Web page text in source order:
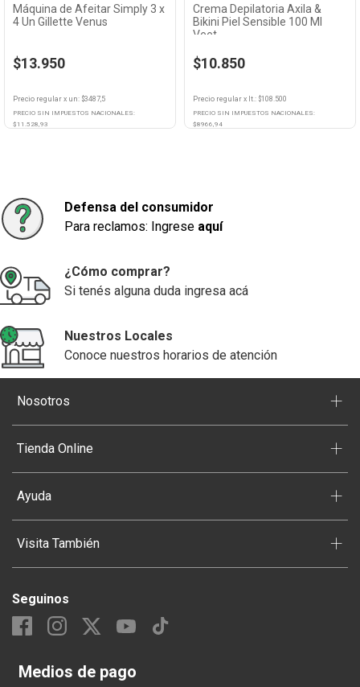
Máquina de Afeitar Simply 3 x
4 Un Gillette Venus
$13.950
Precio regular x un: $3487,5
PRECIO SIN IMPUESTOS NACIONALES:
$ 11.528,93
Crema Depilatoria Axila &
Bikini Piel Sensible 100 Ml
Veet
$10.850
Precio regular x lt.: $108.500
PRECIO SIN IMPUESTOS NACIONALES:
$8966,94
Defensa del consumidor
Para reclamos: Ingrese aquí
¿Cómo comprar?
Si tenés alguna duda ingresa acá
Nuestros Locales
Conoce nuestros horarios de atención
Nosotros +
Tienda Online +
Ayuda +
Visita También +
Seguinos
Medios de pago